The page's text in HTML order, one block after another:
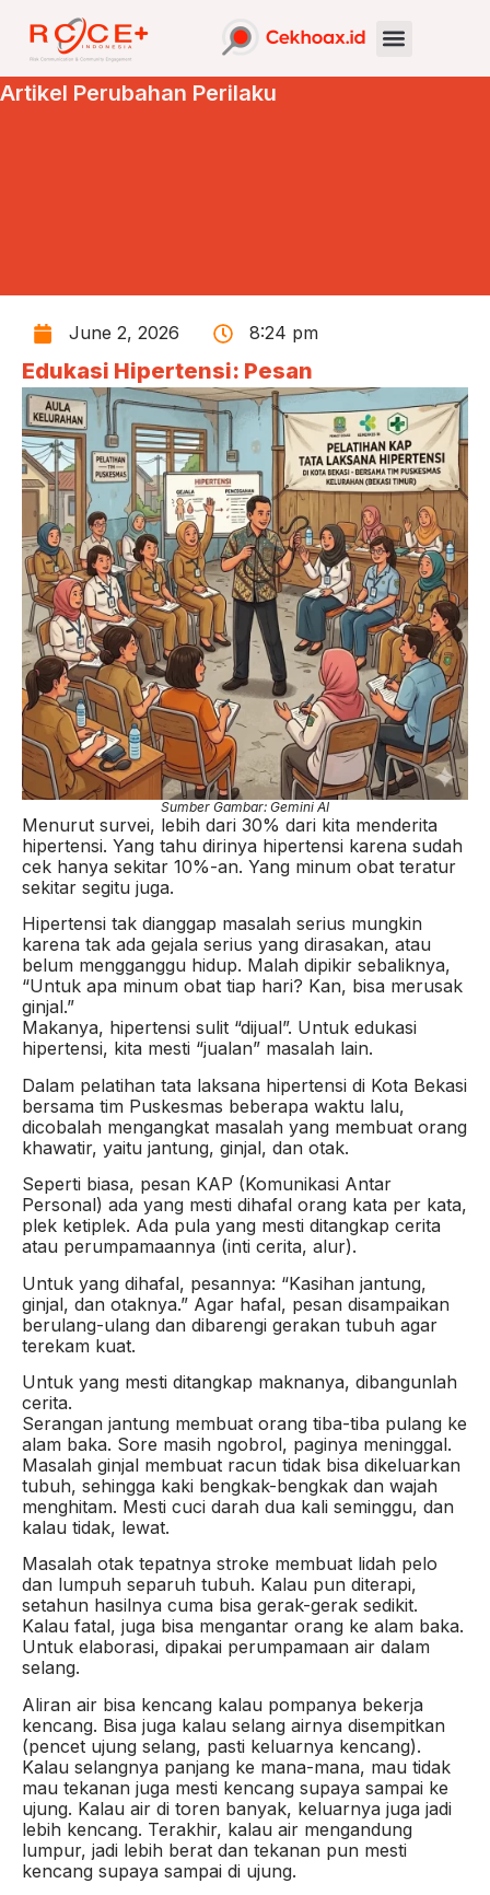
Artikel Perubahan Perilaku
June 2, 2026 8:24 pm
Edukasi Hipertensi: Pesan
Sumber Gambar: Gemini AI
Menurut survei, lebih dari 30% dari kita menderita
hipertensi. Yang tahu dirinya hipertensi karena sudah
cek hanya sekitar 10%-an. Yang minum obat teratur
sekitar segitu juga.
Hipertensi tak dianggap masalah serius mungkin
karena tak ada gejala serius yang dirasakan, atau
belum mengganggu hidup. Malah dipikir sebaliknya,
“Untuk apa minum obat tiap hari? Kan, bisa merusak
ginjal.”
Makanya, hipertensi sulit “dijual”. Untuk edukasi
hipertensi, kita mesti “jualan” masalah lain.
Dalam pelatihan tata laksana hipertensi di Kota Bekasi
bersama tim Puskesmas beberapa waktu lalu,
dicobalah mengangkat masalah yang membuat orang
khawatir, yaitu jantung, ginjal, dan otak.
Seperti biasa, pesan KAP (Komunikasi Antar
Personal) ada yang mesti dihafal orang kata per kata,
plek ketiplek. Ada pula yang mesti ditangkap cerita
atau perumpamaannya (inti cerita, alur).
Untuk yang dihafal, pesannya: “Kasihan jantung,
ginjal, dan otaknya.” Agar hafal, pesan disampaikan
berulang-ulang dan dibarengi gerakan tubuh agar
terekam kuat.
Untuk yang mesti ditangkap maknanya, dibangunlah
cerita.
Serangan jantung membuat orang tiba-tiba pulang ke
alam baka. Sore masih ngobrol, paginya meninggal.
Masalah ginjal membuat racun tidak bisa dikeluarkan
tubuh, sehingga kaki bengkak-bengkak dan wajah
menghitam. Mesti cuci darah dua kali seminggu, dan
kalau tidak, lewat.
Masalah otak tepatnya stroke membuat lidah pelo
dan lumpuh separuh tubuh. Kalau pun diterapi,
setahun hasilnya cuma bisa gerak-gerak sedikit.
Kalau fatal, juga bisa mengantar orang ke alam baka.
Untuk elaborasi, dipakai perumpamaan air dalam
selang.
Aliran air bisa kencang kalau pompanya bekerja
kencang. Bisa juga kalau selang airnya disempitkan
(pencet ujung selang, pasti keluarnya kencang).
Kalau selangnya panjang ke mana-mana, mau tidak
mau tekanan juga mesti kencang supaya sampai ke
ujung. Kalau air di toren banyak, keluarnya juga jadi
lebih kencang. Terakhir, kalau air mengandung
lumpur, jadi lebih berat dan tekanan pun mesti
kencang supaya sampai di ujung.